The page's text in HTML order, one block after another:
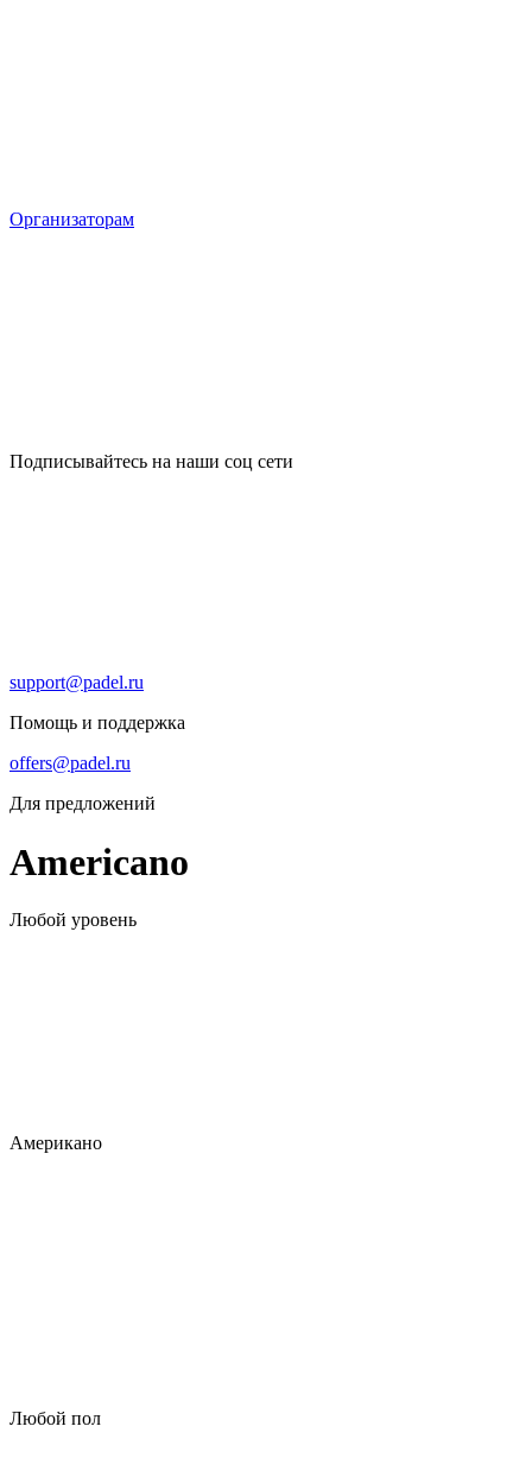
Организаторам
Подписывайтесь на наши соц сети
support@padel.ru
Помощь и поддержка
offers@padel.ru
Для предложений
Americano
Любой уровень
Американо
Любой пол